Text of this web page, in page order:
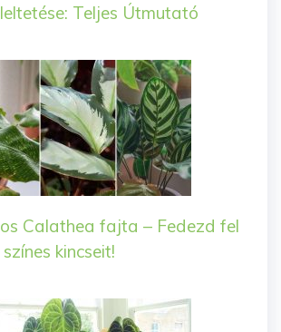
Teljes Útmutató
Calathea fajta – Fedezd fel
kincseit!